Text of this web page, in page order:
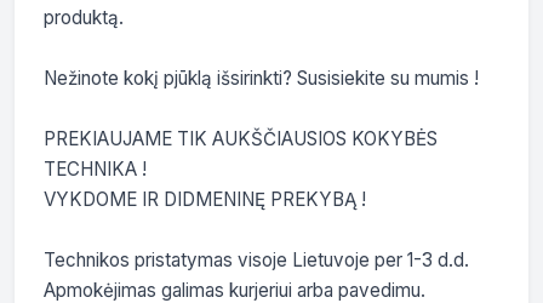
produktą.
Nežinote kokį pjūklą išsirinkti? Susisiekite su mumis !
PREKIAUJAME TIK AUKŠČIAUSIOS KOKYBĖS
TECHNIKA !
VYKDOME IR DIDMENINĘ PREKYBĄ !
Technikos pristatymas visoje Lietuvoje per 1-3 d.d.
Apmokėjimas galimas kurjeriui arba pavedimu.